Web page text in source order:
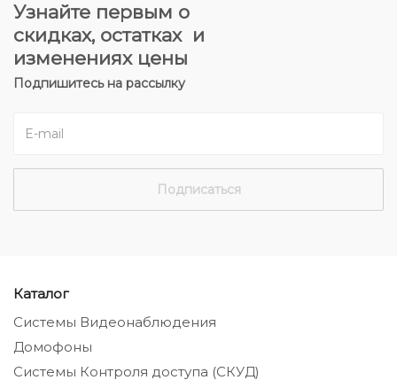
Узнайте первым о
скидках, остатках и
изменениях цены
Подпишитесь на рассылку
Каталог
Системы Видеонаблюдения
Домофоны
Системы Контроля доступа (СКУД)